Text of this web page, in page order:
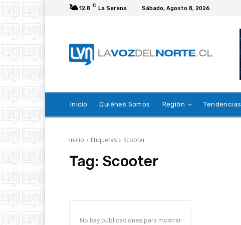
12.8 C La Serena Sábado, Agosto 8, 2026
Inicio Quiénes Somos Región Tendencias
Inicio Etiquetas Scooter
Tag: Scooter
No hay publicaciones para mostrar